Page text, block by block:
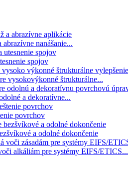
nanášanie...
spojov
vysokovýkonné štrukturálne...
a dekoratívne...
povrchov
a odolné dokončenie
alkáliám pre systémy EIFS/ETICS...